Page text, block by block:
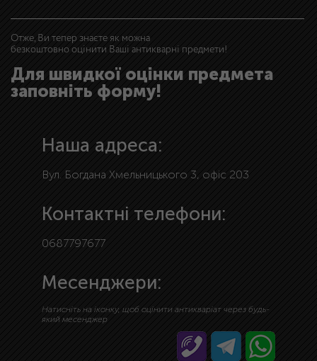
Отже, Ви тепер знаєте як можна
безкоштовно оцінити Ваші антикварні предмети!
Для швидкої оцінки предмета
заповніть форму!
Наша адреса:
Вул. Богдана Хмельницького 3, офіс 203
Контактні телефони:
0687797677
Месенджери:
Натисніть на іконку, щоб оцінити антикваріат через будь-
який месенджер